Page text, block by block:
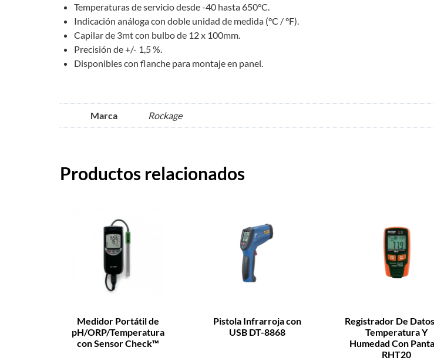
Temperaturas de servicio desde -40 hasta 650°C.
Indicación análoga con doble unidad de medida (°C / °F).
Capilar de 3mt con bulbo de 12 x 100mm.
Precisión de +/- 1,5 %.
Disponibles con flanche para montaje en panel.
Marca Rockage
Productos relacionados
Medidor Portátil de
pH/ORP/Temperatura
con Sensor Check™
Pistola Infrarroja con
USB DT-8868
Registrador De
Temperatura Y
Humedad Con
RHT20